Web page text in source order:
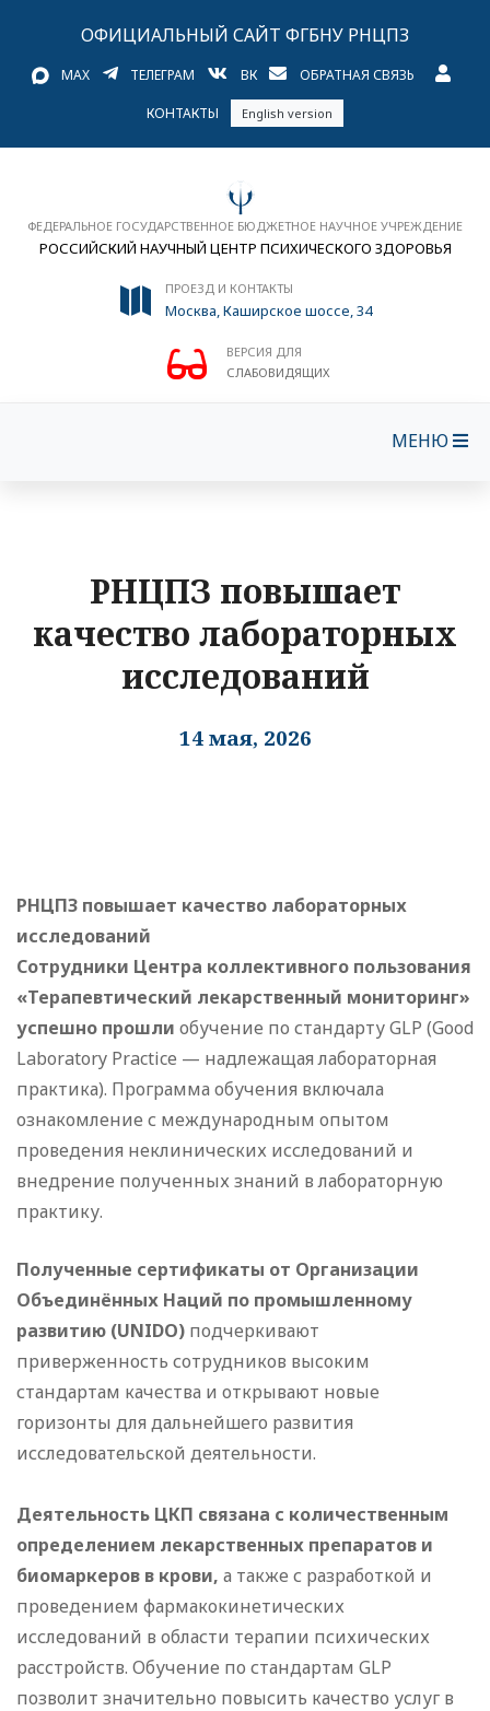
ОФИЦИАЛЬНЫЙ САЙТ ФГБНУ РНЦПЗ
MAX ТЕЛЕГРАМ ВК ОБРАТНАЯ СВЯЗЬ
КОНТАКТЫ English version
ФЕДЕРАЛЬНОЕ ГОСУДАРСТВЕННОЕ БЮДЖЕТНОЕ НАУЧНОЕ УЧРЕЖДЕНИЕ
РОССИЙСКИЙ НАУЧНЫЙ ЦЕНТР ПСИХИЧЕСКОГО ЗДОРОВЬЯ
ПРОЕЗД И КОНТАКТЫ
Москва, Каширское шоссе, 34
ВЕРСИЯ ДЛЯ
СЛАБОВИДЯЩИХ
МЕНЮ
РНЦПЗ повышает
качество лабораторных
исследований
14 мая, 2026
РНЦПЗ повышает качество лабораторных
исследований
Сотрудники Центра коллективного пользования
«Терапевтический лекарственный мониторинг»
успешно прошли обучение по стандарту GLP (Good
Laboratory Practice — надлежащая лабораторная
практика). Программа обучения включала
ознакомление с международным опытом
проведения неклинических исследований и
внедрение полученных знаний в лабораторную
практику.
Полученные сертификаты от Организации
Объединённых Наций по промышленному
развитию (UNIDO) подчеркивают
приверженность сотрудников высоким
стандартам качества и открывают новые
горизонты для дальнейшего развития
исследовательской деятельности.
Деятельность ЦКП связана с количественным
определением лекарственных препаратов и
биомаркеров в крови, а также с разработкой и
проведением фармакокинетических
исследований в области терапии психических
расстройств. Обучение по стандартам GLP
позволит значительно повысить качество услуг в